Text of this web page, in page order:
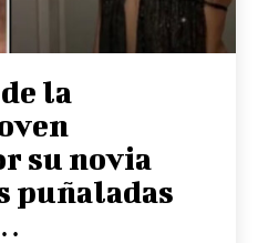
la
su novia
puñaladas